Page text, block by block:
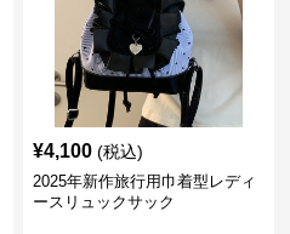
¥4,100 (税込)
2025年新作旅行用巾着型レディ
ースリュックサック